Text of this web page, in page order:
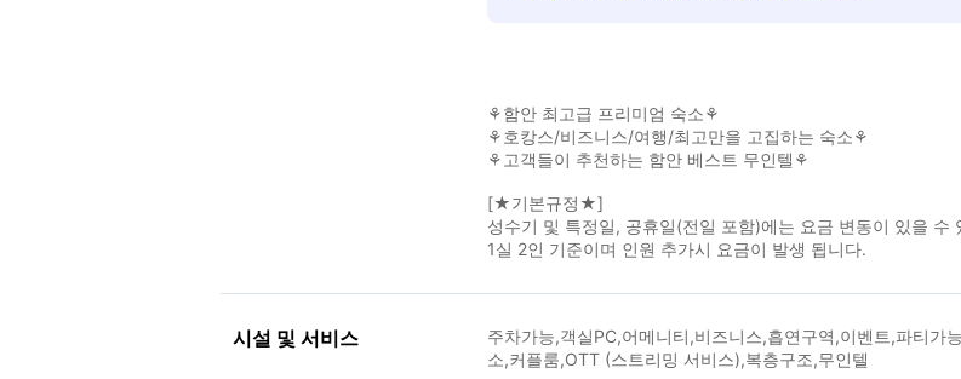
⚘함안 최고급 프리미엄 숙소⚘
⚘호캉스/비즈니스/여행/최고만을 고집하는 숙소⚘
⚘고객들이 추천하는 함안 베스트 무인텔⚘
[★기본규정★]
성수기 및 특정일, 공휴일(전일 포함)에는 요금 변동이 있을 수
1실 2인 기준이며 인원 추가시 요금이 발생 됩니다.
시설 및 서비스
주차가능,객실PC,어메니티,비즈니스,흡연구역,이벤트,파티
소,커플룸,OTT (스트리밍 서비스),복층구조,무인텔